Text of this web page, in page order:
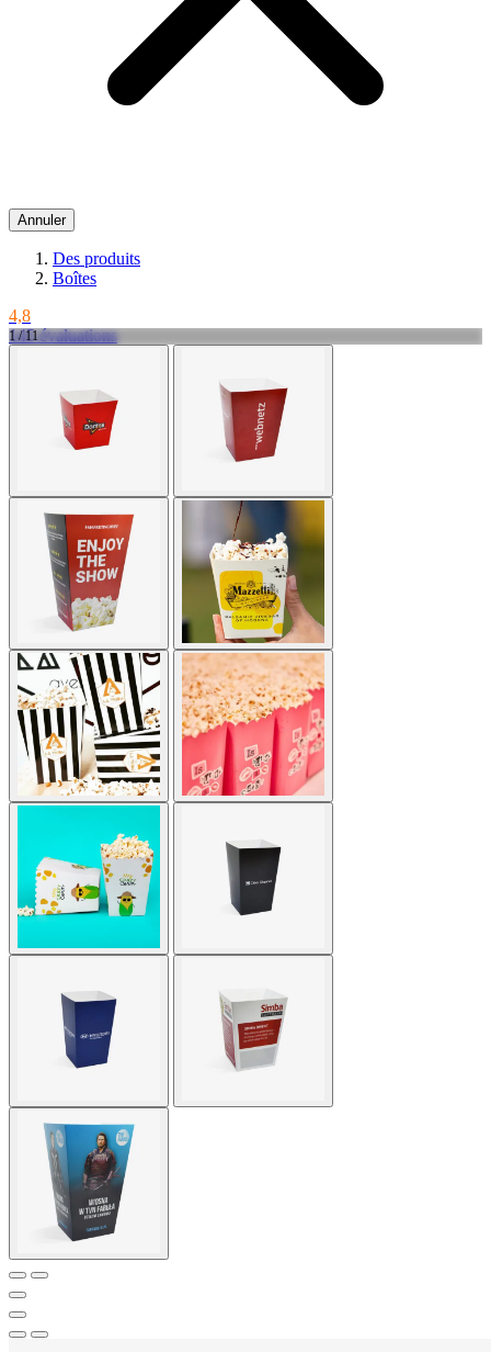
Annuler
Des produits
Boîtes
4,8
145 évaluations
1 / 11